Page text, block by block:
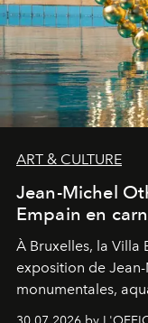
ART & CULTURE
Jean-Michel
Empain en
À Bruxelles, la Villa
exposition de
monumentales,
soufflé, l’artiste